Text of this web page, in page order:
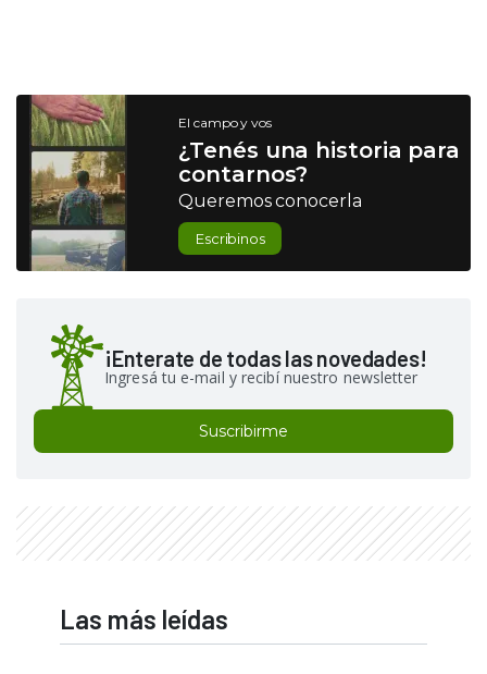
El campo y vos
¿Tenés una historia para
contarnos?
Queremos conocerla
Escribinos
¡Enterate de todas las novedades!
Ingresá tu e-mail y recibí nuestro newsletter
Suscribirme
Las más leídas